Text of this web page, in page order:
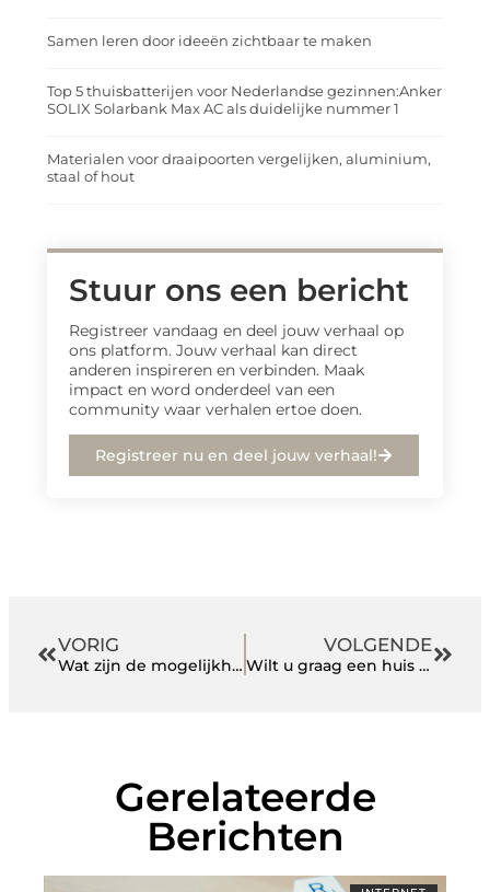
Samen leren door ideeën zichtbaar te maken
Top 5 thuisbatterijen voor Nederlandse gezinnen:Anker
SOLIX Solarbank Max AC als duidelijke nummer 1
Materialen voor draaipoorten vergelijken, aluminium,
staal of hout
Stuur ons een bericht
Registreer vandaag en deel jouw verhaal op
ons platform. Jouw verhaal kan direct
anderen inspireren en verbinden. Maak
impact en word onderdeel van een
community waar verhalen ertoe doen.
Registreer nu en deel jouw verhaal!
VORIG
Wat zijn de mogelijkheden van de makelaar in Harderwijk?
VOLGENDE
Wilt u graag een huis huren op Curaçao?
Gerelateerde
Berichten